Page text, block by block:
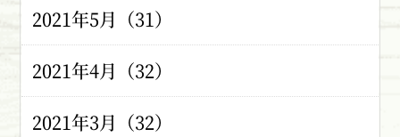
2021年5月（31）
2021年4月（32）
2021年3月（32）